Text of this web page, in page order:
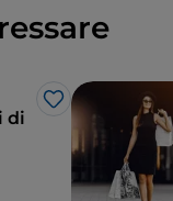
di salumi
in una bottega
lampada
un
Like
di